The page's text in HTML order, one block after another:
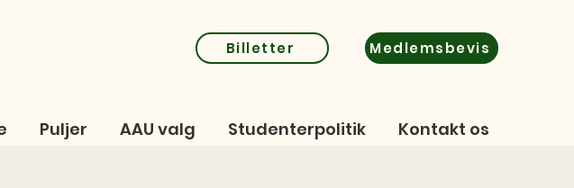
Billetter Medlemsbevis
Puljer AAU valg Studenterpolitik Kontakt os